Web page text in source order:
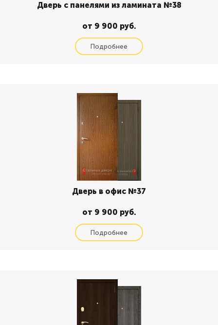
Дверь с панелями из ламината №38
от 9 900 руб.
Дверь в офис №37
от 9 900 руб.